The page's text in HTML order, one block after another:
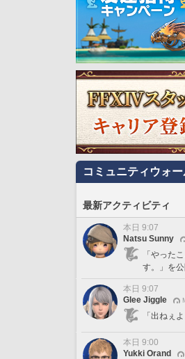
コミュニティウォー
最新アクティビティ
本日 9:07
Natsu Sunny
「やった
す。」を公
本日 9:07
Glee Jiggle
「出ねぇ
本日 9:00
Yukki Orand